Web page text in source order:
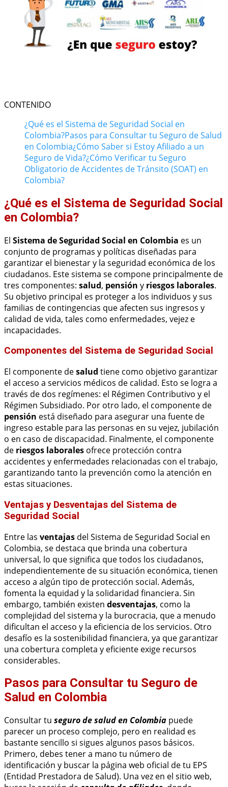
CONTENIDO
¿Qué es el Sistema de Seguridad Social en
Colombia?Pasos para Consultar tu Seguro de Salud
en Colombia¿Cómo Saber si Estoy Afiliado a un
Seguro de Vida?¿Cómo Verificar tu Seguro
Obligatorio de Accidentes de Tránsito (SOAT) en
Colombia?
¿Qué es el Sistema de Seguridad Social
en Colombia?
El Sistema de Seguridad Social en Colombia es un
conjunto de programas y políticas diseñadas para
garantizar el bienestar y la seguridad económica de los
ciudadanos. Este sistema se compone principalmente de
tres componentes: salud, pensión y riesgos laborales.
Su objetivo principal es proteger a los individuos y sus
familias de contingencias que afecten sus ingresos y
calidad de vida, tales como enfermedades, vejez e
incapacidades.
Componentes del Sistema de Seguridad Social
El componente desalud tiene como objetivo garantizar
el acceso a servicios médicos de calidad. Esto se logra a
través de dos regímenes: el Régimen Contributivo y el
Régimen Subsidiado. Por otro lado, el componente de
pensión está diseñado para asegurar una fuente de
ingreso estable para las personas en su vejez, jubilación
o en caso de discapacidad. Finalmente, el componente
de riesgos laborales ofrece protección contra
accidentes y enfermedades relacionadas con el trabajo,
garantizando tanto la prevención como la atención en
estas situaciones.
Ventajas y Desventajas del Sistema de
Seguridad Social
Entre las ventajas del Sistema de Seguridad Social en
Colombia, se destaca que brinda una cobertura
universal, lo que significa que todos los ciudadanos,
independientemente de su situación económica, tienen
acceso a algún tipo de protección social. Además,
fomenta la equidad y la solidaridad financiera. Sin
embargo, también existen desventajas, como la
complejidad del sistema y la burocracia, que a menudo
dificultan el acceso y la eficiencia de los servicios. Otro
desafío es la sostenibilidad financiera, ya que garantizar
una cobertura completa y eficiente exige recursos
considerables.
Pasos para Consultar tu Seguro de
Salud en Colombia
Consultar tu seguro de salud en Colombia puede
parecer un proceso complejo, pero en realidad es
bastante sencillo si sigues algunos pasos básicos.
Primero, debes tener a mano tu número de
identificación y buscar la página web oficial de tu EPS
(Entidad Prestadora de Salud). Una vez en el sitio web,